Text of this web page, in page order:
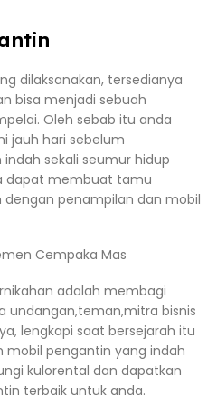
dilaksanakan, tersedianya
bisa menjadi sebuah
Oleh sebab itu anda
jauh hari sebelum
sekali seumur hidup
dapat membuat tamu
penampilan dan mobil
adalah membagi
undangan,teman,mitra bisnis
lengkapi saat bersejarah itu
mobil pengantin yang indah
kulorental dan dapatkan
terbaik untuk anda.